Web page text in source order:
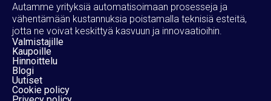
Autamme yrityksiä automatisoimaan prosesseja ja
vähentämään kustannuksia poistamalla teknisiä esteitä,
jotta ne voivat keskittyä kasvuun ja innovaatioihin.
Valmistajille
Kaupoille
Hinnoittelu
Blogi
Uutiset
Cookie policy